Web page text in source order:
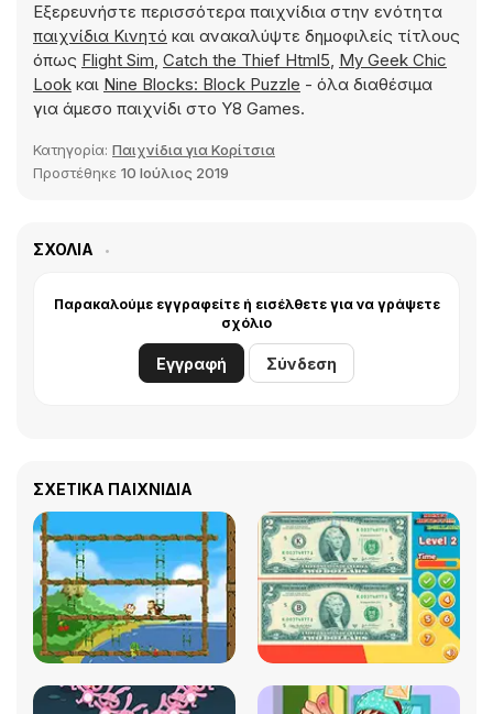
Εξερευνήστε περισσότερα παιχνίδια στην ενότητα
παιχνίδια Κινητό και ανακαλύψτε δημοφιλείς τίτλους
όπως Flight Sim, Catch the Thief Html5, My Geek Chic
Look και Nine Blocks: Block Puzzle - όλα διαθέσιμα
για άμεσο παιχνίδι στο Y8 Games.
Κατηγορία: Παιχνίδια για Κορίτσια
Προστέθηκε 10 Ιούλιος 2019
ΣΧΌΛΙΑ
Παρακαλούμε εγγραφείτε ή εισέλθετε για να γράψετε
σχόλιο
Εγγραφή Σύνδεση
ΣΧΕΤΙΚΆ ΠΑΙΧΝΊΔΙΑ